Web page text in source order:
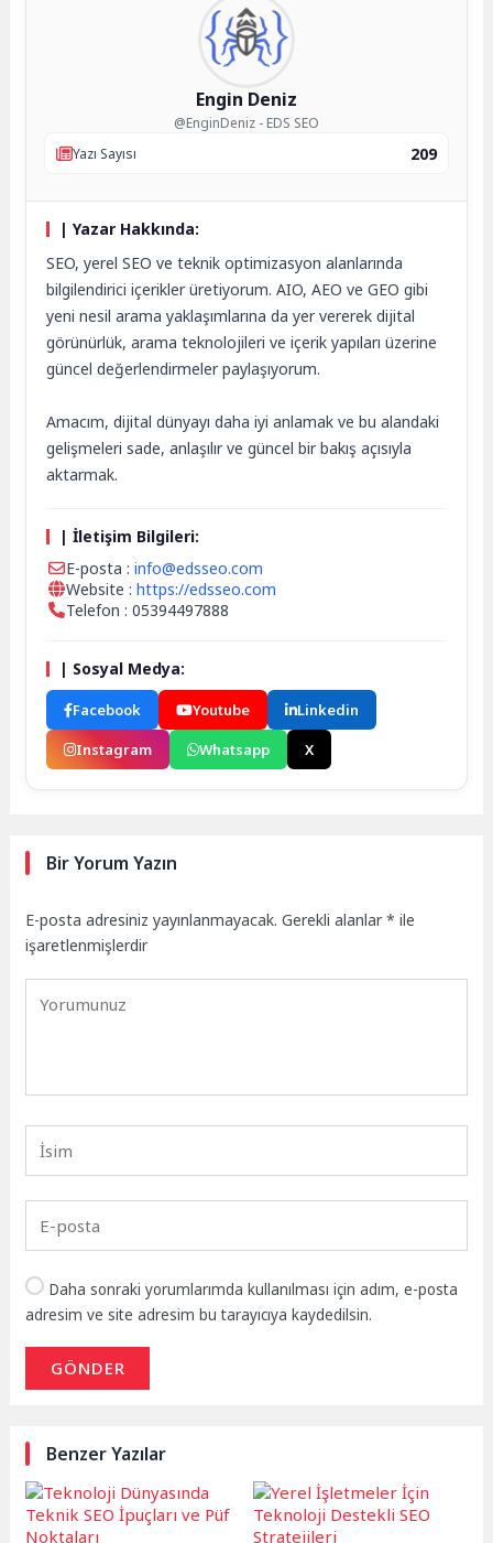
Engin Deniz
@EnginDeniz - EDS SEO
Yazı Sayısı
209
| Yazar Hakkında:
SEO, yerel SEO ve teknik optimizasyon alanlarında
bilgilendirici içerikler üretiyorum. AIO, AEO ve GEO gibi
yeni nesil arama yaklaşımlarına da yer vererek dijital
görünürlük, arama teknolojileri ve içerik yapıları üzerine
güncel değerlendirmeler paylaşıyorum.
Amacım, dijital dünyayı daha iyi anlamak ve bu alandaki
gelişmeleri sade, anlaşılır ve güncel bir bakış açısıyla
aktarmak.
| İletişim Bilgileri:
E-posta :info@edsseo.com
Website :https://edsseo.com
Telefon : 05394497888
| Sosyal Medya:
Facebook Youtube
Linkedin
Instagram
Whatsapp X
Bir Yorum Yazın
E-posta adresiniz yayınlanmayacak. Gerekli alanlar* ile
işaretlenmişlerdir
Daha sonraki yorumlarımda kullanılması için adım, e-posta
adresim ve site adresim bu tarayıcıya kaydedilsin.
GÖNDER
Benzer Yazılar